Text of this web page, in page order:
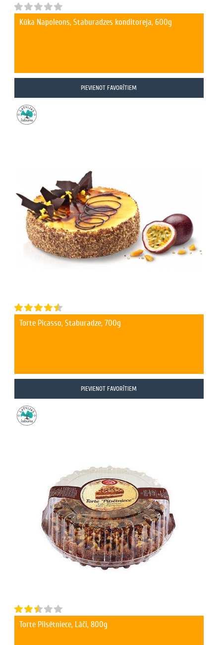
Kūka Napoleons, Staburadzes konditoreja, 600g
PIEVIENOT FAVORĪTIEM
Torte Picasso, Staburadze, 700g
PIEVIENOT FAVORĪTIEM
Torte Pilsētniece, Lāči, 800g